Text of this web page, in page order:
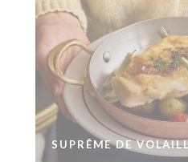
SUPRÊME DE